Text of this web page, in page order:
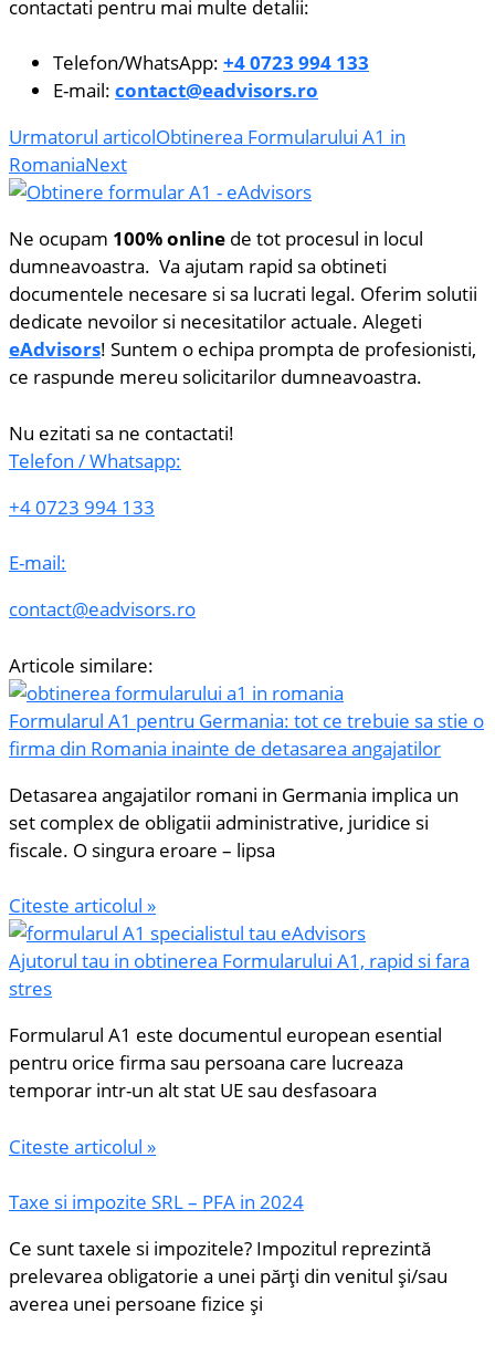
contactati pentru mai multe detalii:
Telefon/WhatsApp: +40723 994 133
E-mail: contact@eadvisors.ro
Urmatorul articolObtinerea Formularului A1 in
RomaniaNext
Ne ocupam 100% online de tot procesul in locul
dumneavoastra. Va ajutam rapid sa obtineti
documentele necesare si sa lucrati legal. Oferim solutii
dedicate nevoilor si necesitatilor actuale. Alegeti
eAdvisors! Suntem o echipa prompta de profesionisti,
ce raspunde mereu solicitarilor dumneavoastra.
Nu ezitati sa ne contactati!
Telefon / Whatsapp:
+4 0723 994 133
E-mail:
contact@eadvisors.ro
Articole similare:
Formularul A1 pentru Germania: tot ce trebuie sa stie o
firma din Romania inainte de detasarea angajatilor
Detasarea angajatilor romani in Germania implica un
set complex de obligatii administrative, juridice si
fiscale. O singura eroare – lipsa
Citeste articolul »
Ajutorul tau in obtinerea Formularului A1, rapid si fara
stres
Formularul A1 este documentul european esential
pentru orice firma sau persoana care lucreaza
temporar intr-un alt stat UE sau desfasoara
Citeste articolul »
Taxe si impozite SRL – PFA in 2024
Ce sunt taxele si impozitele? Impozitul reprezintă
prelevarea obligatorie a unei părţi din venitul şi/sau
averea unei persoane fizice şi